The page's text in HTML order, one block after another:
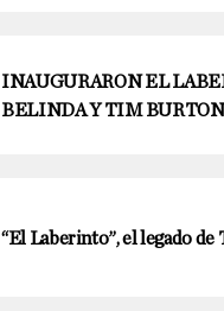
INAUGURARON EL
BELINDA Y TIM BURTON
“El Laberinto”, el legado